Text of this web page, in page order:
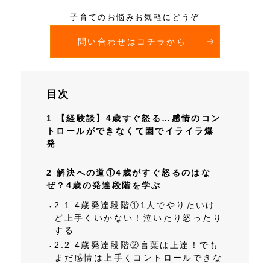
子育てのお悩みお気軽にどうぞ
問い合わせはコチラから
目次
1
【経験談】4歳すぐ怒る…感情のコン
トロールができなくて園でイライラ爆
発
2 解決への道①4歳がすぐ怒るのはな
ぜ？4歳の発達段階を学ぶ
2.1
4歳発達段階①1人でやりたいけ
ど上手くいかない！泣いたり怒ったり
する
2.2
4歳発達段階②言葉は上達！でも
まだ感情は上手くコントロールできな